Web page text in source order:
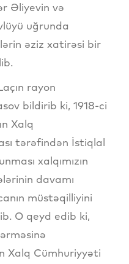
Əliyevin və
uğrunda
əziz xatirəsi bir
rayon
bildirib ki, 1918-ci
Xalq
tərəfindən İstiqlal
xalqımızın
davamı
müstəqilliyini
O qeyd edib ki,
Xalq Cümhuriyyəti